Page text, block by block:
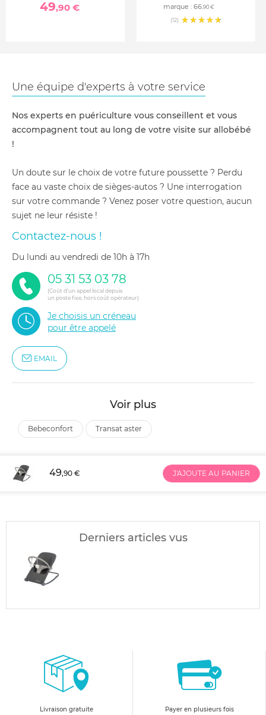
49,90 € marque : 66,90 €
(12)
Une équipe d'experts à votre service
Nos experts en puériculture vous conseillent et vous
accompagnent tout au long de votre visite sur allobébé
!
Un doute sur le choix de votre future poussette ? Perdu
face au vaste choix de sièges-autos ? Une interrogation
sur votre commande ? Venez poser votre question, aucun
sujet ne leur résiste !
Contactez-nous !
du lundi au vendredi de 10h à 17h
05 31 53 03 78
(Coût d'un appel local depuis
un poste fixe, hors coût opérateur)
Je choisis un créneau
pour être appelé
EMAIL
Voir plus
bebeconfort transat aster
49,90 € J'AJOUTE AU PANIER
Derniers articles vus
Livraison gratuite
Payer en plusieurs fois